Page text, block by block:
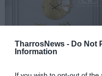
TharrosNews - Do Not
Information